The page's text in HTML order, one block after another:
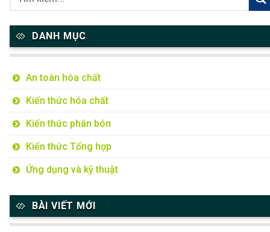
DANH MỤC
An toàn hóa chất
Kiến thức hóa chất
Kiến thức phân bón
Kiến thức Tổng hợp
Ứng dụng và kỹ thuật
BÀI VIẾT MỚI